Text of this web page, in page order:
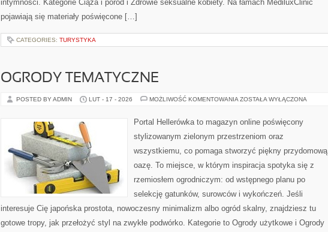
intymności. Kategorie Ciąża i poród i Zdrowie seksualne kobiety. Na łamach MediluxClinic
pojawiają się materiały poświęcone […]
CATEGORIES: TURYSTYKA
OGRODY TEMATYCZNE
POSTED BY ADMIN LUT - 17 - 2026 MOŻLIWOŚĆ KOMENTOWANIA OGRODY
ZOSTAŁA WYŁĄCZONA
Portal Hellerówka to magazyn online poświęcony
stylizowanym zielonym przestrzeniom oraz
wszystkiemu, co pomaga stworzyć piękny przydomową
oazę. To miejsce, w którym inspiracja spotyka się z
rzemiosłem ogrodniczym: od wstępnego planu po
selekcję gatunków, surowców i wykończeń. Jeśli
interesuje Cię japońska prostota, nowoczesny minimalizm albo ogród skalny, znajdziesz tu
gotowe tropy, jak przełożyć styl na zwykłe podwórko. Kategorie to Ogrody użytkowe i Ogrody